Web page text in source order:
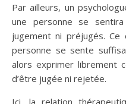
Par ailleurs, un
une personne se
jugement ni préjugés.
personne se sente
alors exprimer librement
d’être jugée ni rejetée.
Ici, la relation